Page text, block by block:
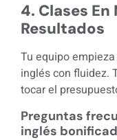
4. Clases En
Resultados
Tu equipo
inglés con fluidez.
tocar el
Preguntas
inglés